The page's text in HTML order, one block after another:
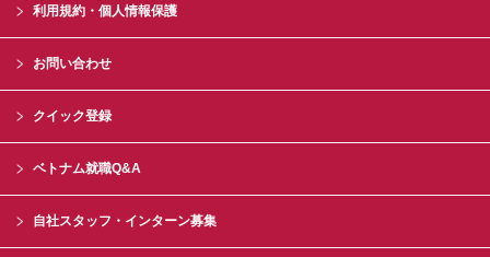
利用規約・個人情報保護
お問い合わせ
クイック登録
ベトナム就職Q&A
自社スタッフ・インターン募集